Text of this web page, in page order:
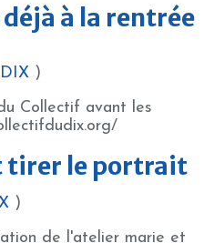
déjà à la rentrée
)
Collectif avant les
tirer le portrait
)
de l'atelier marie et